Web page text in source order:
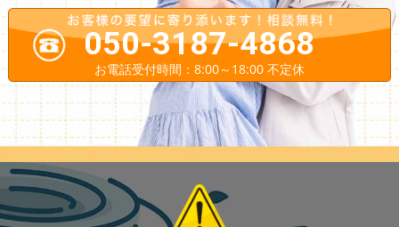
050-3187-4868
お電話受付時間：8:00～18:00 不定休